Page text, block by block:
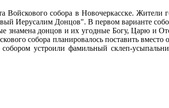
Войскового собора в Новочеркасске. Жители
Иерусалим Донцов". В первом варианте
знамена донцов и их угодные Богу, Царю и
собора планировалось поставить
устроили фамильный склеп-